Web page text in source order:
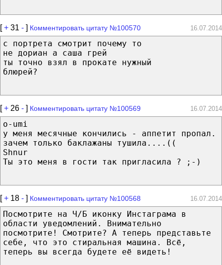
[+ 31 - ] Комментировать цитату №100570 16.07.2014
с портрета смотрит почему то
не дориан а саша грей
ты точно взял в прокате нужный
блюрей?
[+ 26 - ] Комментировать цитату №100569 16.07.2014
o-umi
у меня месячные кончились - аппетит пропал.
зачем только баклажаны тушила....((
Shnur
Ты это меня в гости так пригласила ? ;-)
[+ 18 - ] Комментировать цитату №100568 16.07.2014
Посмотрите на Ч/Б иконку Инстаграма в
области уведомлений. Внимательно
посмотрите! Смотрите? А теперь представьте
себе, что это стиральная машина. Всё,
теперь вы всегда будете её видеть!